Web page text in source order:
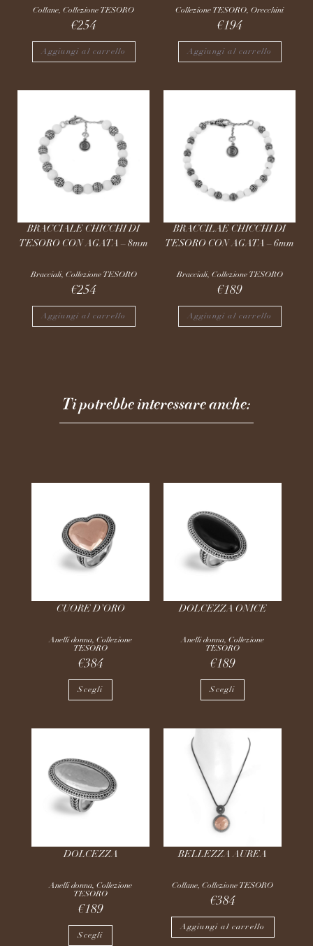
Collane, Collezione TESORO
€254
Aggiungi al carrello
Collezione TESORO, Orecchini
€194
Aggiungi al carrello
BRACCIALE CHICCHI DI
TESORO CON AGATA – 8mm
Bracciali, Collezione TESORO
€254
Aggiungi al carrello
BRACCILAE CHICCHI DI
TESORO CON AGATA – 6mm
Bracciali, Collezione TESORO
€189
Aggiungi al carrello
Ti potrebbe interessare anche:
CUORE D’ORO
Anelli donna, Collezione
TESORO
€384
Scegli
DOLCEZZA ONICE
Anelli donna, Collezione
TESORO
€189
Scegli
DOLCEZZA
Anelli donna, Collezione
TESORO
€189
Scegli
BELLEZZA AUREA
Collane, Collezione TESORO
€384
Aggiungi al carrello